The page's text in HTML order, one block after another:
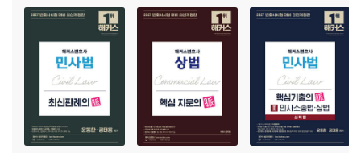
Set 025 공중접객업
Set 027 금융리스업
Set 028 가맹업
제3편 회사법
Set 029 법인격부인
Set 030 회사의 종류와 권리능력